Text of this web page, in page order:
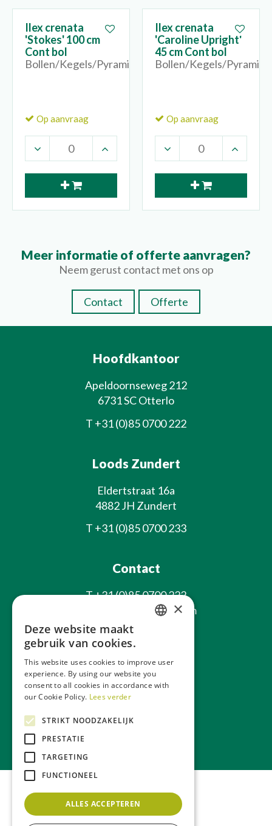
Ilex crenata
'Stokes' 100 cm
Cont bol
Bollen/Kegels/Pyramides
Op aanvraag
Ilex crenata
'Caroline Upright'
45 cm Cont bol
Bollen/Kegels/
Op aanvraag
Meer informatie of offerte aanvragen?
Neem gerust contact met ons op
Contact Offerte
Hoofdkantoor
Apeldoornseweg 212
6731 SC Otterlo
T +31 (0)85 0700 222
Loods Zundert
Eldertstraat 16a
4882 JH Zundert
T +31 (0)85 0700 233
Contact
T+31 (0)85 0700 222
info@laxsjonplants.com
Blijf op de hoogte
Over ons
×
Deze website maakt
gebruik van cookies.
This website uses cookies to improve user
experience. By using our website you
consent to all cookies in accordance with
our Cookie Policy. Lees verder
STRIKT NOODZAKELIJK
PRESTATIE
TARGETING
FUNCTIONEEL
ALLES ACCEPTEREN